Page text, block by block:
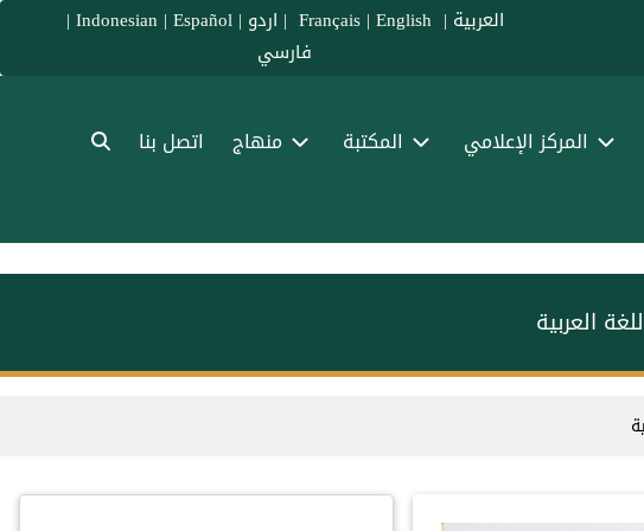
العربية |
Français
| English
| اردو |
Indonesian | Español
|
فارسي
المركز الإعلامي المكتبة منهاج اتصل بنا
العربية